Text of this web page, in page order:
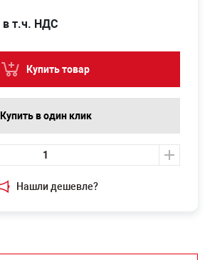
Нашли дешевле?
в т.ч. НДС
Купить товар
Купить в один клик